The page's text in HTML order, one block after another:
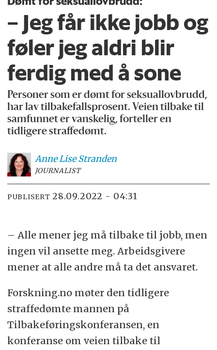
– Jeg får ikke jobb og
føler jeg aldri blir
ferdig med å sone
Personer som er dømt for seksuallovbrudd,
har lav tilbakefallsprosent. Veien tilbake til
samfunnet er vanskelig, forteller en
tidligere straffedømt.
Anne Lise Stranden
JOURNALIST
PUBLISERT 28.09.2022 - 04:31
– Alle mener jeg må tilbake til jobb, men
ingen vil ansette meg. Arbeidsgivere
mener at alle andre må ta det ansvaret.
Forskning.no møter den tidligere
straffedømte mannen på
Tilbakeføringskonferansen, en
konferanse om veien tilbake til